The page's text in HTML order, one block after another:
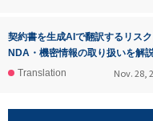
契約書を生成AIで翻訳するリスク
NDA・機密情報の取り扱いを解
Translation
Nov. 28,